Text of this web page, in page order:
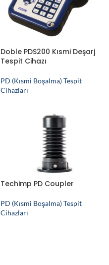
Doble PDS200 Kısmi Deşarj
Tespit Cihazı
PD (Kısmi Boşalma) Tespit
Cihazları
Techimp PD Coupler
PD (Kısmi Boşalma) Tespit
Cihazları